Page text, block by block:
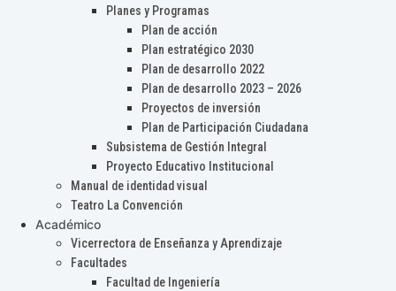
Planes y Programas
Plan de acción
Plan estratégico 2030
Plan de desarrollo 2022
Plan de desarrollo 2023 – 2026
Proyectos de inversión
Plan de Participación Ciudadana
Subsistema de Gestión Integral
Proyecto Educativo Institucional
Manual de identidad visual
Teatro La Convención
Académico
Vicerrectora de Enseñanza y Aprendizaje
Facultades
Facultad de Ingeniería